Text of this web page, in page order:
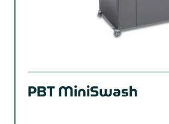
PBT MiniSwash